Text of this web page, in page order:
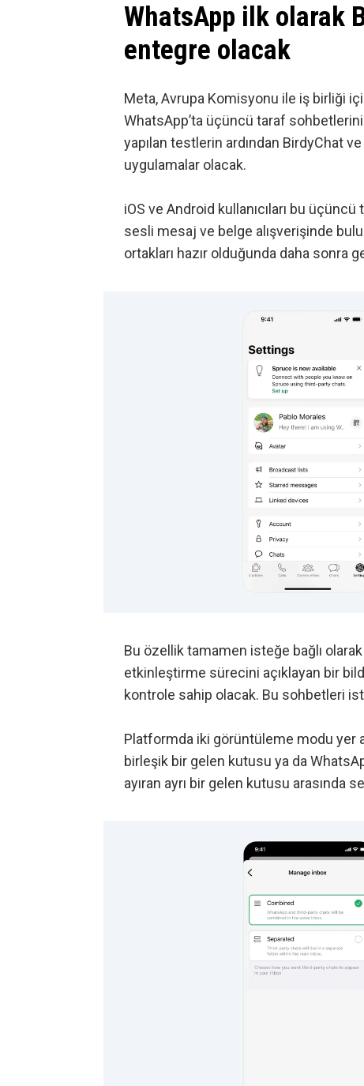
WhatsApp ilk olarak
entegre olacak
Meta, Avrupa Komisyonu ile iş birliği
WhatsApp’ta üçüncü taraf
yapılan testlerin ardından BirdyChat
uygulamalar olacak.
iOS ve Android kullanıcıları bu
sesli mesaj ve belge alışverişinde
ortakları hazır olduğunda daha sonra
Bu özellik tamamen isteğe bağlı
etkinleştirme sürecini açıklayan bir
kontrole sahip olacak. Bu sohbetleri
Platformda iki görüntüleme modu yer
birleşik bir gelen kutusu ya da
ayıran ayrı bir gelen kutusu arasında